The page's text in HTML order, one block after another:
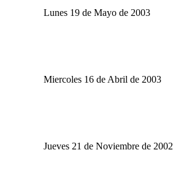
Lunes 19 de Mayo de 2003
Miercoles 16 de Abril de 2003
Jueves 21 de Noviembre de 2002